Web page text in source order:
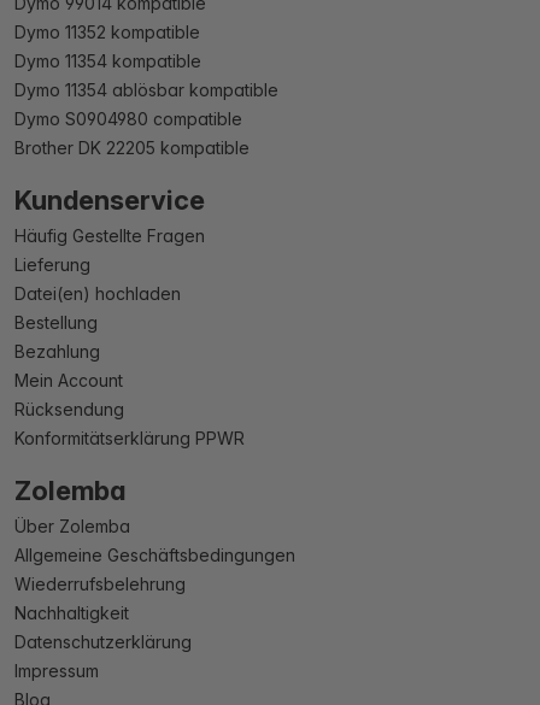
Dymo 11352 kompatible
Dymo 11354 kompatible
Dymo 11354 ablösbar kompatible
Dymo S0904980 compatible
Brother DK 22205 kompatible
Kundenservice
Häufig Gestellte Fragen
Lieferung
Datei(en) hochladen
Bestellung
Bezahlung
Mein Account
Rücksendung
Konformitätserklärung PPWR
Zolemba
Über Zolemba
Allgemeine Geschäftsbedingungen
Wiederrufsbelehrung
Nachhaltigkeit
Datenschutzerklärung
Impressum
Blog